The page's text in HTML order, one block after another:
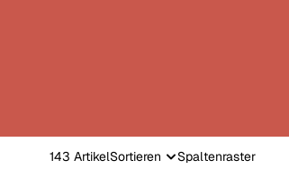
143 ArtikelSortieren
Spaltenraster